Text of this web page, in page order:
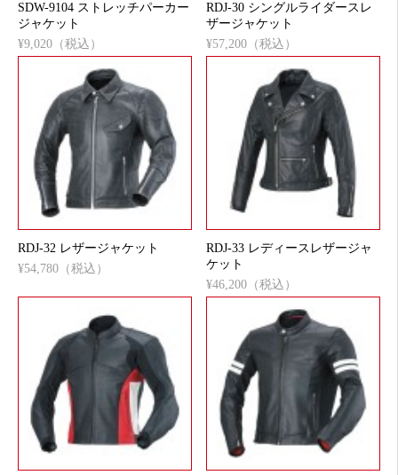
SDW-9104 ストレッチパーカー
ジャケット
¥9,020（税込）
RDJ-30 シングルライダースレ
ザージャケット
¥57,200（税込）
RDJ-32 レザージャケット
¥54,780（税込）
RDJ-33 レディースレザージャ
ケット
¥46,200（税込）